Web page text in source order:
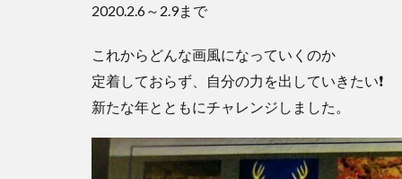
2020.2.6～2.9まで
これからどんな画風になっていくのか
定着しておらず、自分の力を出していきたい❗
新たな年とともにチャレンジしました。